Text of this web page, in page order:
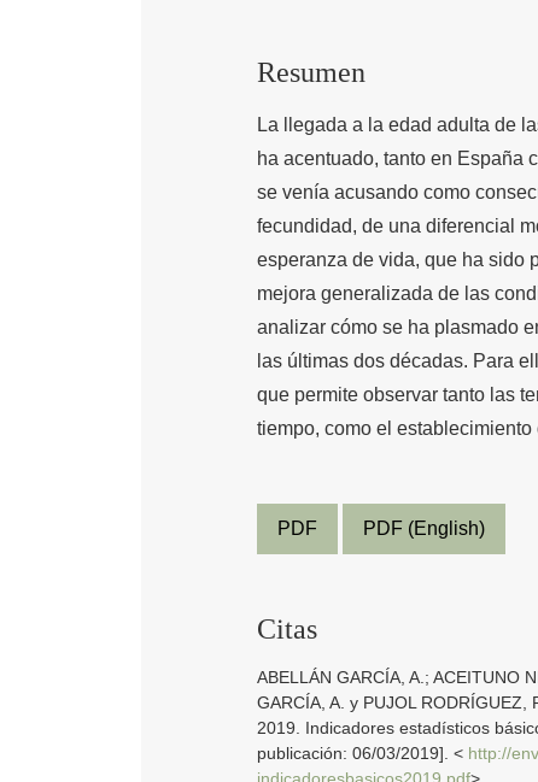
Resumen
La llegada a la edad adulta de
ha acentuado, tanto en España
se venía acusando como
fecundidad, de una diferencial
esperanza de vida, que ha sido
mejora generalizada de las
analizar cómo se ha plasmado
las últimas dos décadas. Para
que permite observar tanto las
tiempo, como el
PDF PDF (English)
Citas
ABELLÁN GARCÍA, A.; ACEITUNO
GARCÍA, A. y PUJOL
2019. Indicadores estadísticos
publicación: 06/03/2019]. < http://
indicadoresbasicos2019.pdf>